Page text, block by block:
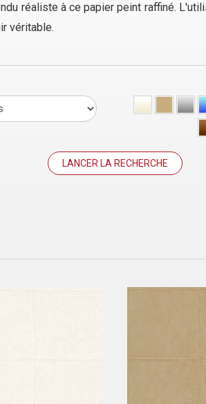
réaliste à ce papier peint raffiné.
véritable.